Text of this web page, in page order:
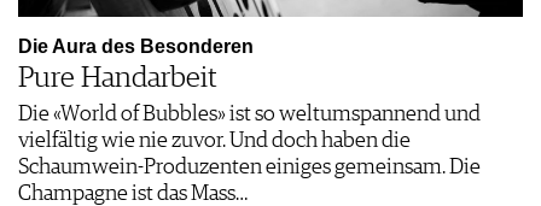
Die Aura des Besonderen
Pure Handarbeit
Die «World of Bubbles» ist so weltumspannend und
vielfältig wie nie zuvor. Und doch haben die
Schaumwein-Produzenten einiges gemeinsam. Die
Champagne ist das Mass…